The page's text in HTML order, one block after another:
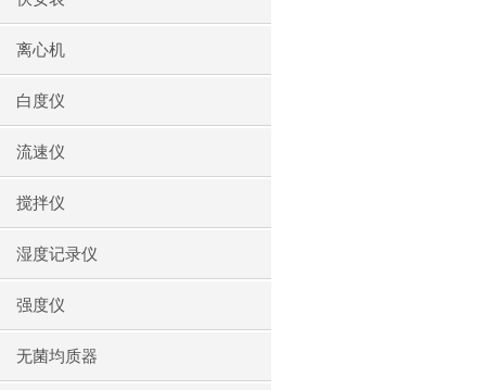
离心机
白度仪
流速仪
搅拌仪
湿度记录仪
强度仪
无菌均质器